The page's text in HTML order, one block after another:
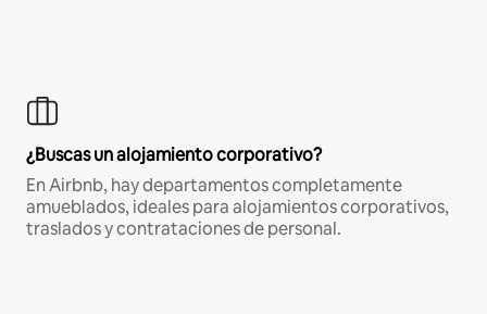
¿Buscas un alojamiento corporativo?
En Airbnb, hay departamentos completamente
amueblados, ideales para alojamientos corporativos,
traslados y contrataciones de personal.